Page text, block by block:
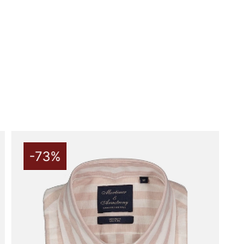
Modern Fit för den Stilsäkra
din kropp på ett smakfullt
cut away-kragen ger en
och mer avslappnade
och de rundade manschetterna
stiliga randiga designen ger ett
-73%